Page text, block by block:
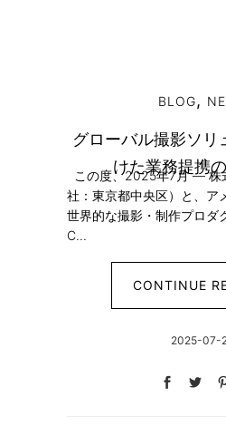
BLOG,
グローバル撮影ソリ
けた業務提携
この度、2025年7月 — 株
社：東京都中央区）と、ア
世界的な撮影・制作プロダ
C...
CONTINUE
2025-07-